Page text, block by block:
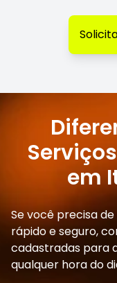
em
Se você precisa
rápido e seguro,
cadastradas para
qualquer hora do